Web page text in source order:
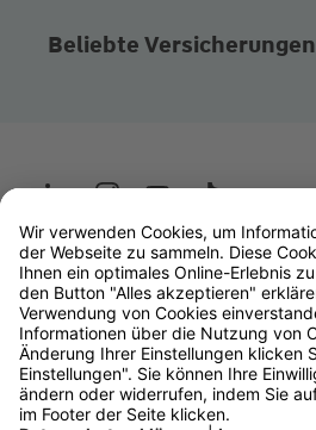
Beliebte Versicherungen
Wüstenrot
W&W Gruppe
OLB Bank
Makler
Impressum